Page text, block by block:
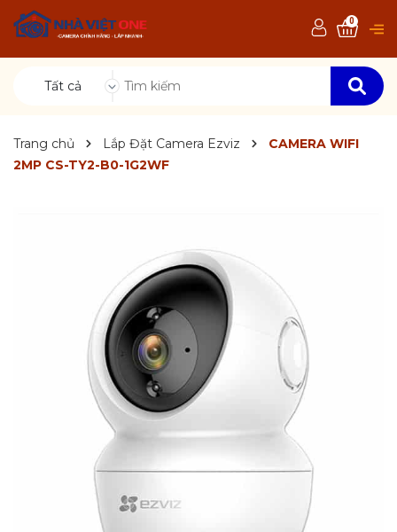
Tất cả
0
Trang chủ Lắp Đặt Camera Ezviz
CAMERA WIFI
2MP CS-TY2-B0-1G2WF